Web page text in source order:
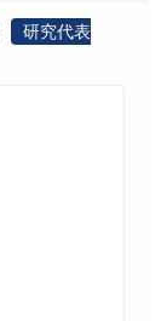
研究代表